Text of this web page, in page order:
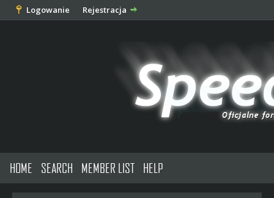
Logowanie Rejestracja
HOME SEARCH MEMBER LIST HELP